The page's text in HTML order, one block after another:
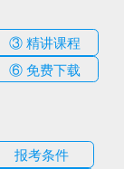
③ 精讲课程
⑥ 免费下载
报考条件